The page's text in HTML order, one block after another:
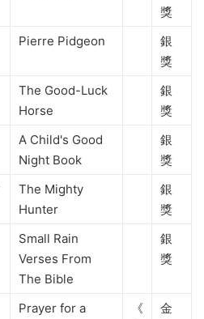
獎
Pierre Pidgeon
銀
獎
The Good-Luck
Horse
銀
獎
A Child's Good
Night Book
銀
獎
The Mighty
Hunter
銀
獎
Small Rain
Verses From
The Bible
銀
獎
Prayer for a
《
金